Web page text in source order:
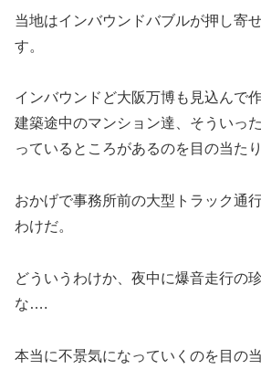
当地はインバウンドバブルが押し寄
す。
インバウンドど大阪万博も見込んで
建築途中のマンション達、そういっ
っているところがあるのを目の当た
おかげで事務所前の大型トラック通
わけだ。
どういうわけか、夜中に爆音走行の
な….
本当に不景気になっていくのを目の